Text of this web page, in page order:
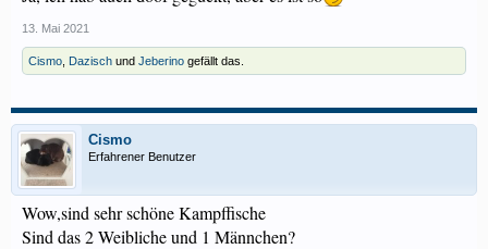
13. Mai 2021
Cismo Dazisch und Jeberino gefällt das.
Cismo
Erfahrener Benutzer
Wow,sind sehr schöne Kampffische
Sind das 2 Weibliche und 1 Männchen?